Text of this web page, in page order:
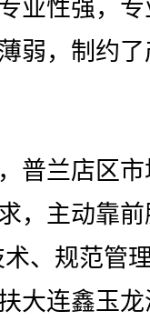
业性强，
弱，制约
兰店区市
，主动靠
、规范管
大连鑫玉